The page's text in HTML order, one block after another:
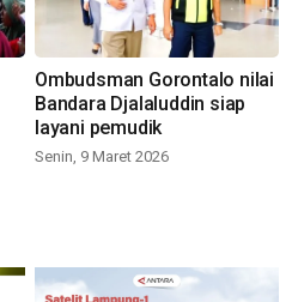
Ombudsman Gorontalo nilai
Bandara Djalaluddin siap
layani pemudik
Senin, 9 Maret 2026